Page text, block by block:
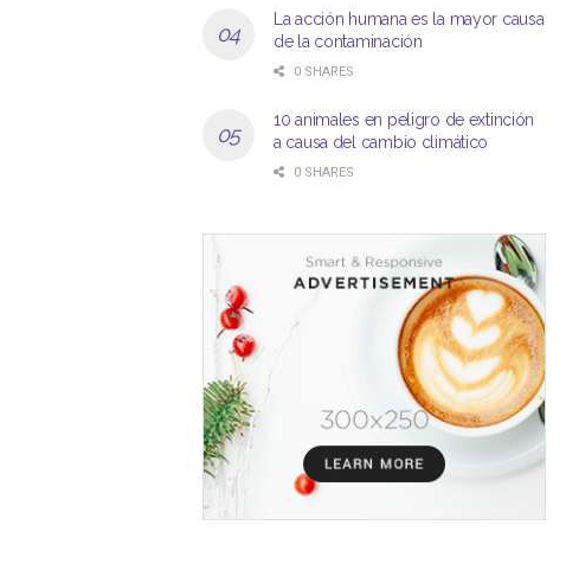
La acción humana es la mayor causa
de la contaminación
0 SHARES
10 animales en peligro de extinción
a causa del cambio climático
0 SHARES